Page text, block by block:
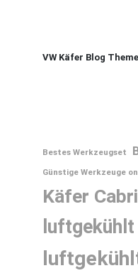
VW Käfer Blog
Bestes Werkzeugset
Günstige Werkzeuge
Käfer
luftgekühlt